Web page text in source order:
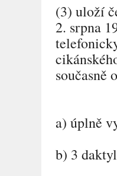
(3) uloží
2. srpna
současně
a) úplně
b) 3